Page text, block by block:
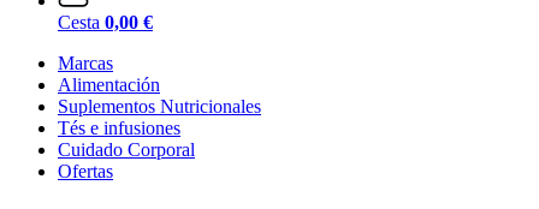
Cesta 0,00 €
Marcas
Alimentación
Suplementos Nutricionales
Tés e infusiones
Cuidado Corporal
Ofertas